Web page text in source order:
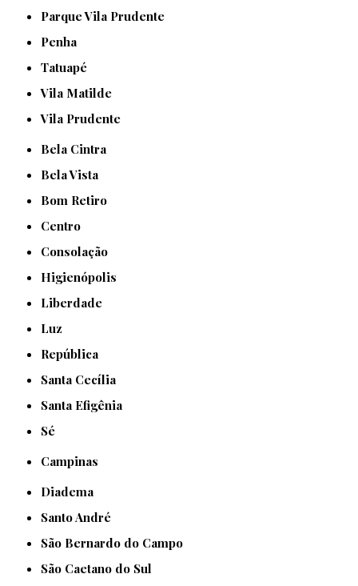
Parque Vila Prudente
Penha
Tatuapé
Vila Matilde
Vila Prudente
Bela Cintra
Bela Vista
Bom Retiro
Centro
Consolação
Higienópolis
Liberdade
Luz
República
Santa Cecília
Santa Efigênia
Sé
Campinas
Diadema
Santo André
São Bernardo do Campo
São Caetano do Sul